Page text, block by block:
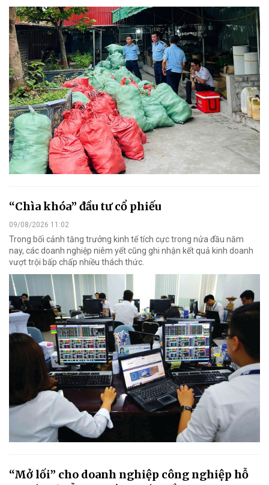
“Chìa khóa” đầu tư cổ phiếu
09/08/2026 11:02
Trong bối cảnh tăng trưởng kinh tế tích cực trong nửa đầu năm
nay, các doanh nghiệp niêm yết cũng ghi nhận kết quả kinh doanh
vượt trội bấp chấp nhiều thách thức.
“Mở lối” cho doanh nghiệp công nghiệp hỗ